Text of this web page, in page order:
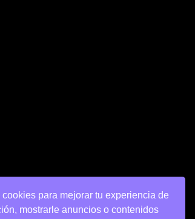
cookies para mejorar tu experiencia de
mostrarle anuncios o contenidos